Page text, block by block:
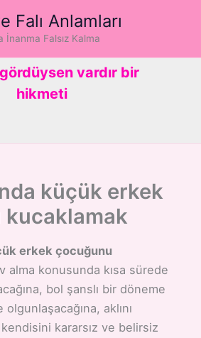
Falı Anlamları
İnanma Falsız Kalma
vardır bir
hikmeti
küçük erkek
erkek çocuğunu
alma konusunda kısa sürede
bol şanslı bir döneme
aklını
kendisini kararsız ve belirsiz